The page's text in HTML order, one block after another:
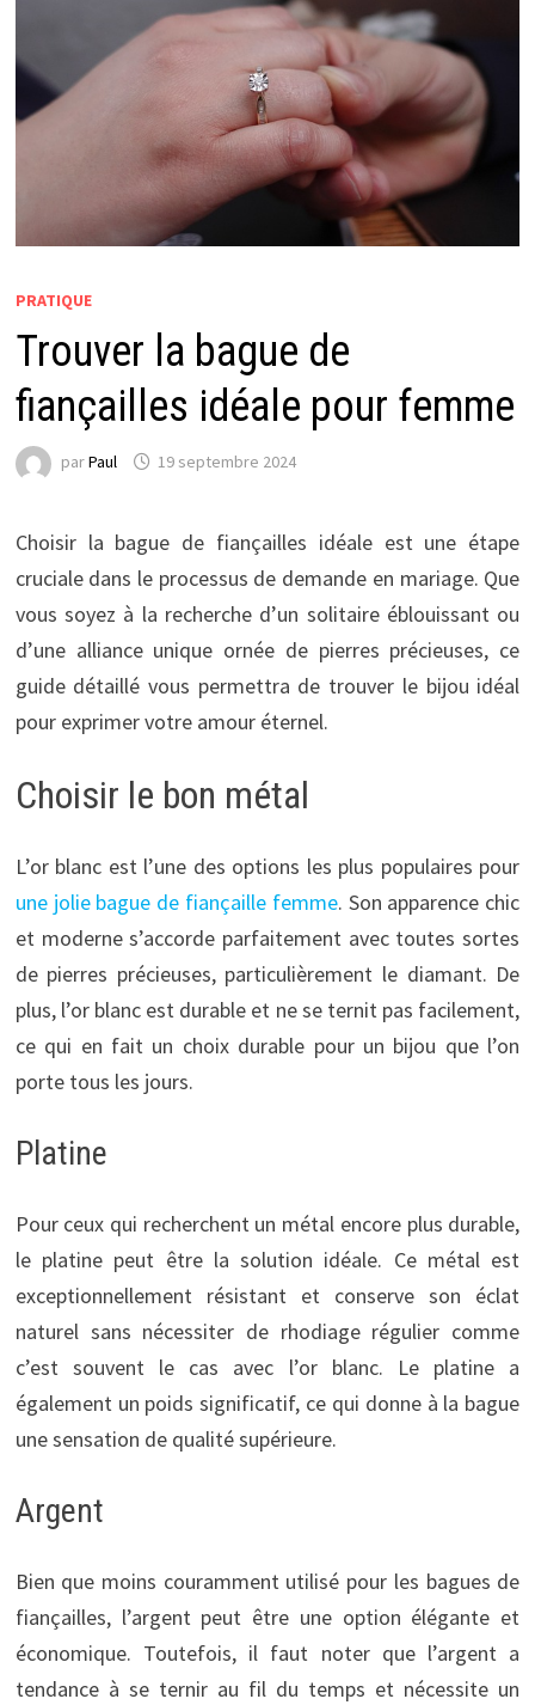
PRATIQUE
Trouver la bague de
fiançailles idéale pour femme
parPaul 19 septembre 2024
Choisir la bague de fiançailles idéale est une étape
cruciale dans le processus de demande en mariage. Que
vous soyez à la recherche d’un solitaire éblouissant ou
d’une alliance unique ornée de pierres précieuses, ce
guide détaillé vous permettra de trouver le bijou idéal
pour exprimer votre amour éternel.
Choisir le bon métal
L’or blanc est l’une des options les plus populaires pour
une jolie bague de fiançaille femme. Son apparence chic
et moderne s’accorde parfaitement avec toutes sortes
de pierres précieuses, particulièrement le diamant. De
plus, l’or blanc est durable et ne se ternit pas facilement,
ce qui en fait un choix durable pour un bijou que l’on
porte tous les jours.
Platine
Pour ceux qui recherchent un métal encore plus durable,
le platine peut être la solution idéale. Ce métal est
exceptionnellement résistant et conserve son éclat
naturel sans nécessiter de rhodiage régulier comme
c’est souvent le cas avec l’or blanc. Le platine a
également un poids significatif, ce qui donne à la bague
une sensation de qualité supérieure.
Argent
Bien que moins couramment utilisé pour les bagues de
fiançailles, l’argent peut être une option élégante et
économique. Toutefois, il faut noter que l’argent a
tendance à se ternir au fil du temps et nécessite un